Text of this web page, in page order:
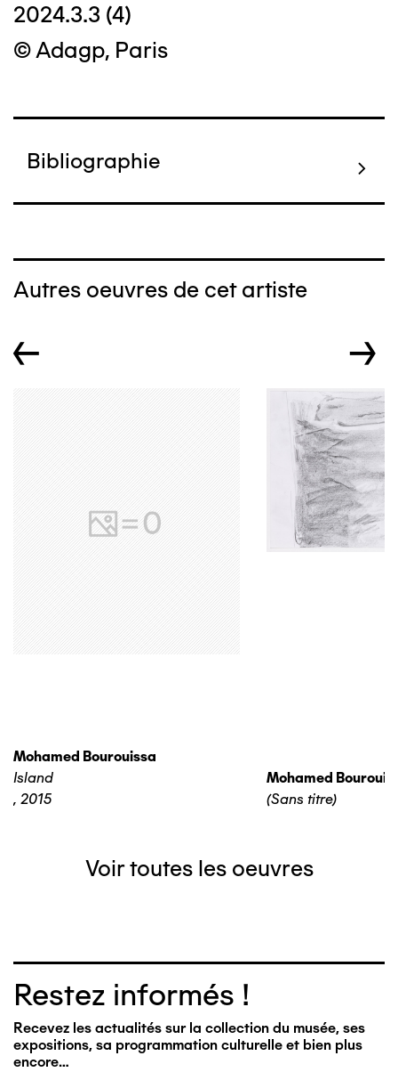
2024.3.3 (4)
© Adagp, Paris
Bibliographie
Autres oeuvres de cet artiste
← →
Mohamed Bourouissa
Island
, 2015
Mohamed
(Sans titre)
Voir toutes les oeuvres
Restez informés !
Recevez les actualités sur la collection du musée, ses
expositions, sa programmation culturelle et bien plus
encore…